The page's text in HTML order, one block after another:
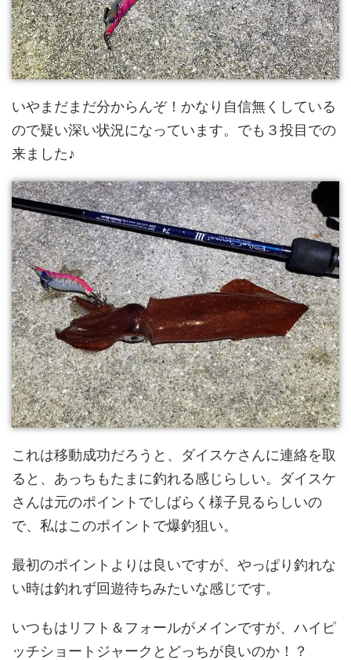
いやまだまだ分からんぞ！かなり自信無くしている
ので疑い深い状況になっています。でも３投目での
来ました♪
これは移動成功だろうと、ダイスケさんに連絡を取
ると、あっちもたまに釣れる感じらしい。ダイスケ
さんは元のポイントでしばらく様子見るらしいの
で、私はこのポイントで爆釣狙い。
最初のポイントよりは良いですが、やっぱり釣れな
い時は釣れず回遊待ちみたいな感じです。
いつもはリフト＆フォールがメインですが、ハイピ
ッチショートジャークとどっちが良いのか！？